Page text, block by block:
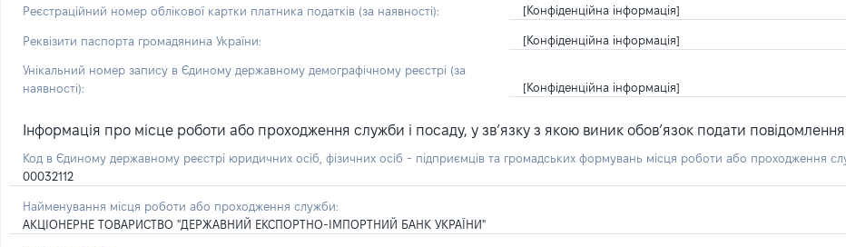
Реєстраційний номер облікової картки платника податків (за наявності): [Конфіденційна інформація]
Реквізити паспорта громадянина України: [Конфіденційна інформація]
Унікальний номер запису в Єдиному державному демографічному реєстрі (за
наявності):
[Конфіденційна інформація]
Інформація про місце роботи або проходження служби і посаду, у зв’язку з якою виник обов’язок подати
Код в Єдиному державному реєстрі юридичних осіб, фізичних осіб - підприємців та громадських формувань місця роботи або проходження
00032112
Найменування місця роботи або проходження служби:
АКЦІОНЕРНЕ ТОВАРИСТВО "ДЕРЖАВНИЙ ЕКСПОРТНО-ІМПОРТНИЙ БАНК УКРАЇНИ"